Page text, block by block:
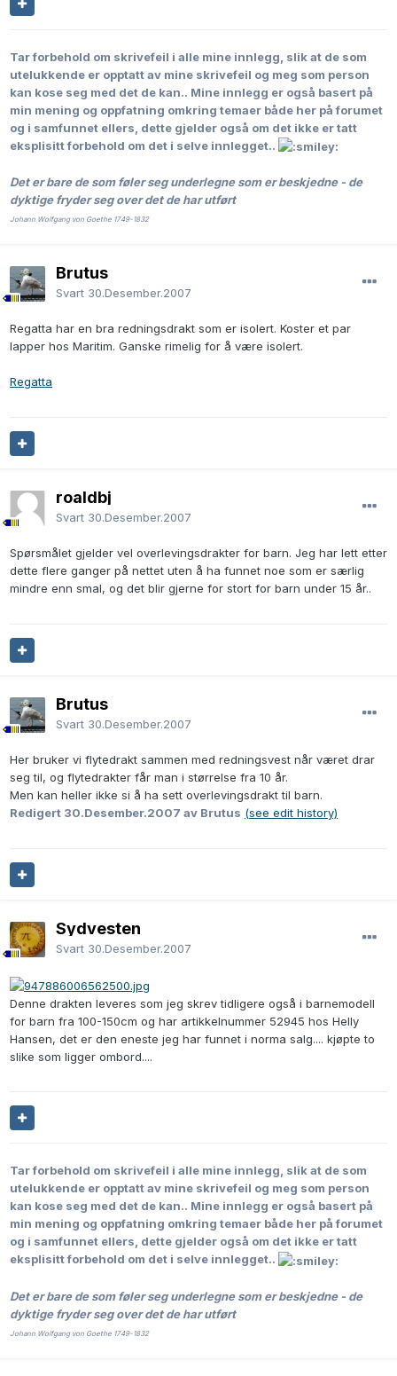
Tar forbehold om skrivefeil i alle mine innlegg, slik at de som
utelukkende er opptatt av mine skrivefeil og meg som person
kan kose seg med det de kan.. Mine innlegg er også basert på
min mening og oppfatning omkring temaer både her på forumet
og i samfunnet ellers, dette gjelder også om det ikke er tatt
eksplisitt forbehold om det i selve innlegget..
Det er bare de som føler seg underlegne som er beskjedne - de
dyktige fryder seg over det de har utført
Johann Wolfgang von Goethe 1749-1832
Brutus
Svart 30.Desember.2007
Regatta har en bra redningsdrakt som er isolert. Koster et par
lapper hos Maritim. Ganske rimelig for å være isolert.
Regatta
roaldbj
Svart 30.Desember.2007
Spørsmålet gjelder vel overlevingsdrakter for barn. Jeg har lett etter
dette flere ganger på nettet uten å ha funnet noe som er særlig
mindre enn smal, og det blir gjerne for stort for barn under 15 år..
Brutus
Svart 30.Desember.2007
Her bruker vi flytedrakt sammen med redningsvest når været drar
seg til, og flytedrakter får man i størrelse fra 10 år.
Men kan heller ikke si å ha sett overlevingsdrakt til barn.
Redigert 30.Desember.2007 av Brutus (see edit history)
Sydvesten
Svart 30.Desember.2007
Denne drakten leveres som jeg skrev tidligere også i barnemodell
for barn fra 100-150cm og har artikkelnummer 52945 hos Helly
Hansen, det er den eneste jeg har funnet i norma salg.... kjøpte to
slike som ligger ombord....
Tar forbehold om skrivefeil i alle mine innlegg, slik at de som
utelukkende er opptatt av mine skrivefeil og meg som person
kan kose seg med det de kan.. Mine innlegg er også basert på
min mening og oppfatning omkring temaer både her på forumet
og i samfunnet ellers, dette gjelder også om det ikke er tatt
eksplisitt forbehold om det i selve innlegget..
Det er bare de som føler seg underlegne som er beskjedne - de
dyktige fryder seg over det de har utført
Johann Wolfgang von Goethe 1749-1832